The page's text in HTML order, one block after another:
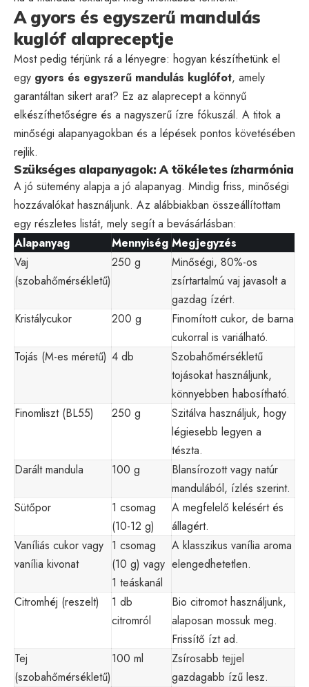
A gyors és egyszerű mandulás
kuglóf alapreceptje
Most pedig térjünk rá a lényegre: hogyan készíthetünk el
egy gyors és egyszerű mandulás kuglófot, amely
garantáltan sikert arat? Ez az alaprecept a könnyű
elkészíthetőségre és a nagyszerű ízre fókuszál. A titok a
minőségi alapanyagokban és a lépések pontos követésében
rejlik.
Szükséges alapanyagok: A tökéletes ízharmónia
A jó sütemény alapja a jó alapanyag. Mindig friss, minőségi
hozzávalókat használjunk. Az alábbiakban összeállítottam
egy részletes listát, mely segít a bevásárlásban:
Alapanyag
Mennyiség Megjegyzés
Vaj
(szobahőmérsékletű)
250 g
Minőségi, 80%-os
zsírtartalmú vaj javasolt a
gazdag ízért.
Kristálycukor
200 g
Finomított cukor, de barna
cukorral is variálható.
Tojás (M-es méretű) 4 db
Szobahőmérsékletű
tojásokat használjunk,
könnyebben habosítható.
Finomliszt (BL55)
250 g
Szitálva használjuk, hogy
légiesebb legyen a
tészta.
Darált mandula
100 g
Blansírozott vagy natúr
mandulából, ízlés szerint.
Sütőpor
1 csomag
(10-12 g)
A megfelelő kelésért és
állagért.
Vaníliás cukor vagy
vanília kivonat
1 csomag
(10 g) vagy
1 teáskanál
A klasszikus vanília aroma
elengedhetetlen.
Citromhéj (reszelt)
1 db
citromról
Bio citromot használjunk,
alaposan mossuk meg.
Frissítő ízt ad.
Tej
(szobahőmérsékletű)
100 ml
Zsírosabb tejjel
gazdagabb ízű lesz.